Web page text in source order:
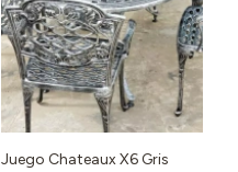
Juego Chateaux X6 Gris